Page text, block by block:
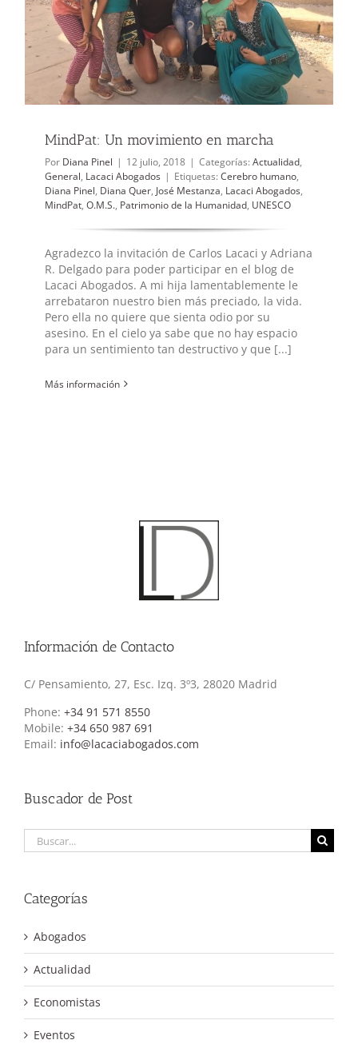
MindPat: Un movimiento en marcha
Por Diana Pinel | 12 julio, 2018 | Categorías: Actualidad,
General, Lacaci Abogados | Etiquetas: Cerebro humano,
Diana Pinel, Diana Quer, José Mestanza, Lacaci Abogados,
MindPat, O.M.S., Patrimonio de la Humanidad, UNESCO
Agradezco la invitación de Carlos Lacaci y Adriana
R. Delgado para poder participar en el blog de
Lacaci Abogados. A mi hija lamentablemente le
arrebataron nuestro bien más preciado, la vida.
Pero ella no quiere que sienta odio por su
asesino. En el cielo ya sabe que no hay espacio
para un sentimiento tan destructivo y que [...]
Más información
Información de Contacto
C/ Pensamiento, 27, Esc. Izq. 3º3, 28020 Madrid
Phone: +34 91 571 8550
Mobile: +34 650 987 691
Email: info@lacaciabogados.com
Buscador de Post
Buscar:
Categorías
Abogados
Actualidad
Economistas
Eventos